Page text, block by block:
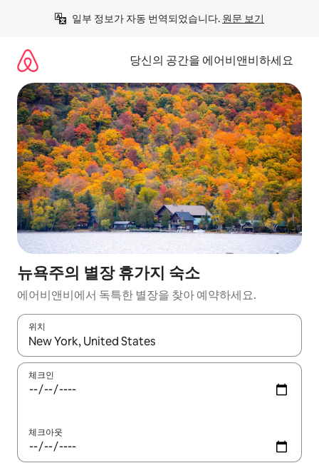
일부 정보가 자동 번역되었습니다. 원문 보기
당신의 공간을 에어비앤비하세요
뉴욕주의 별장 휴가지 숙소
에어비앤비에서 독특한 별장을 찾아 예약하세요.
위치
결과가 나오면 위·아래 화살표 키를 사용하거나 터치 또는 스와이
체크인
체크아웃